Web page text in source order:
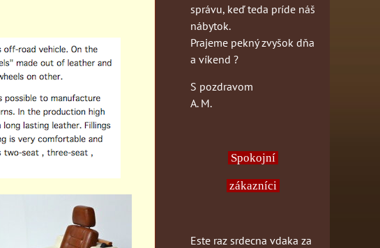
správu, keď teda príde náš
nábytok.
Prajeme pekný zvyšok dňa
a víkend ?
S pozdravom
A. M.
Spokojní
zákazníci
Este raz srdecna vdaka za